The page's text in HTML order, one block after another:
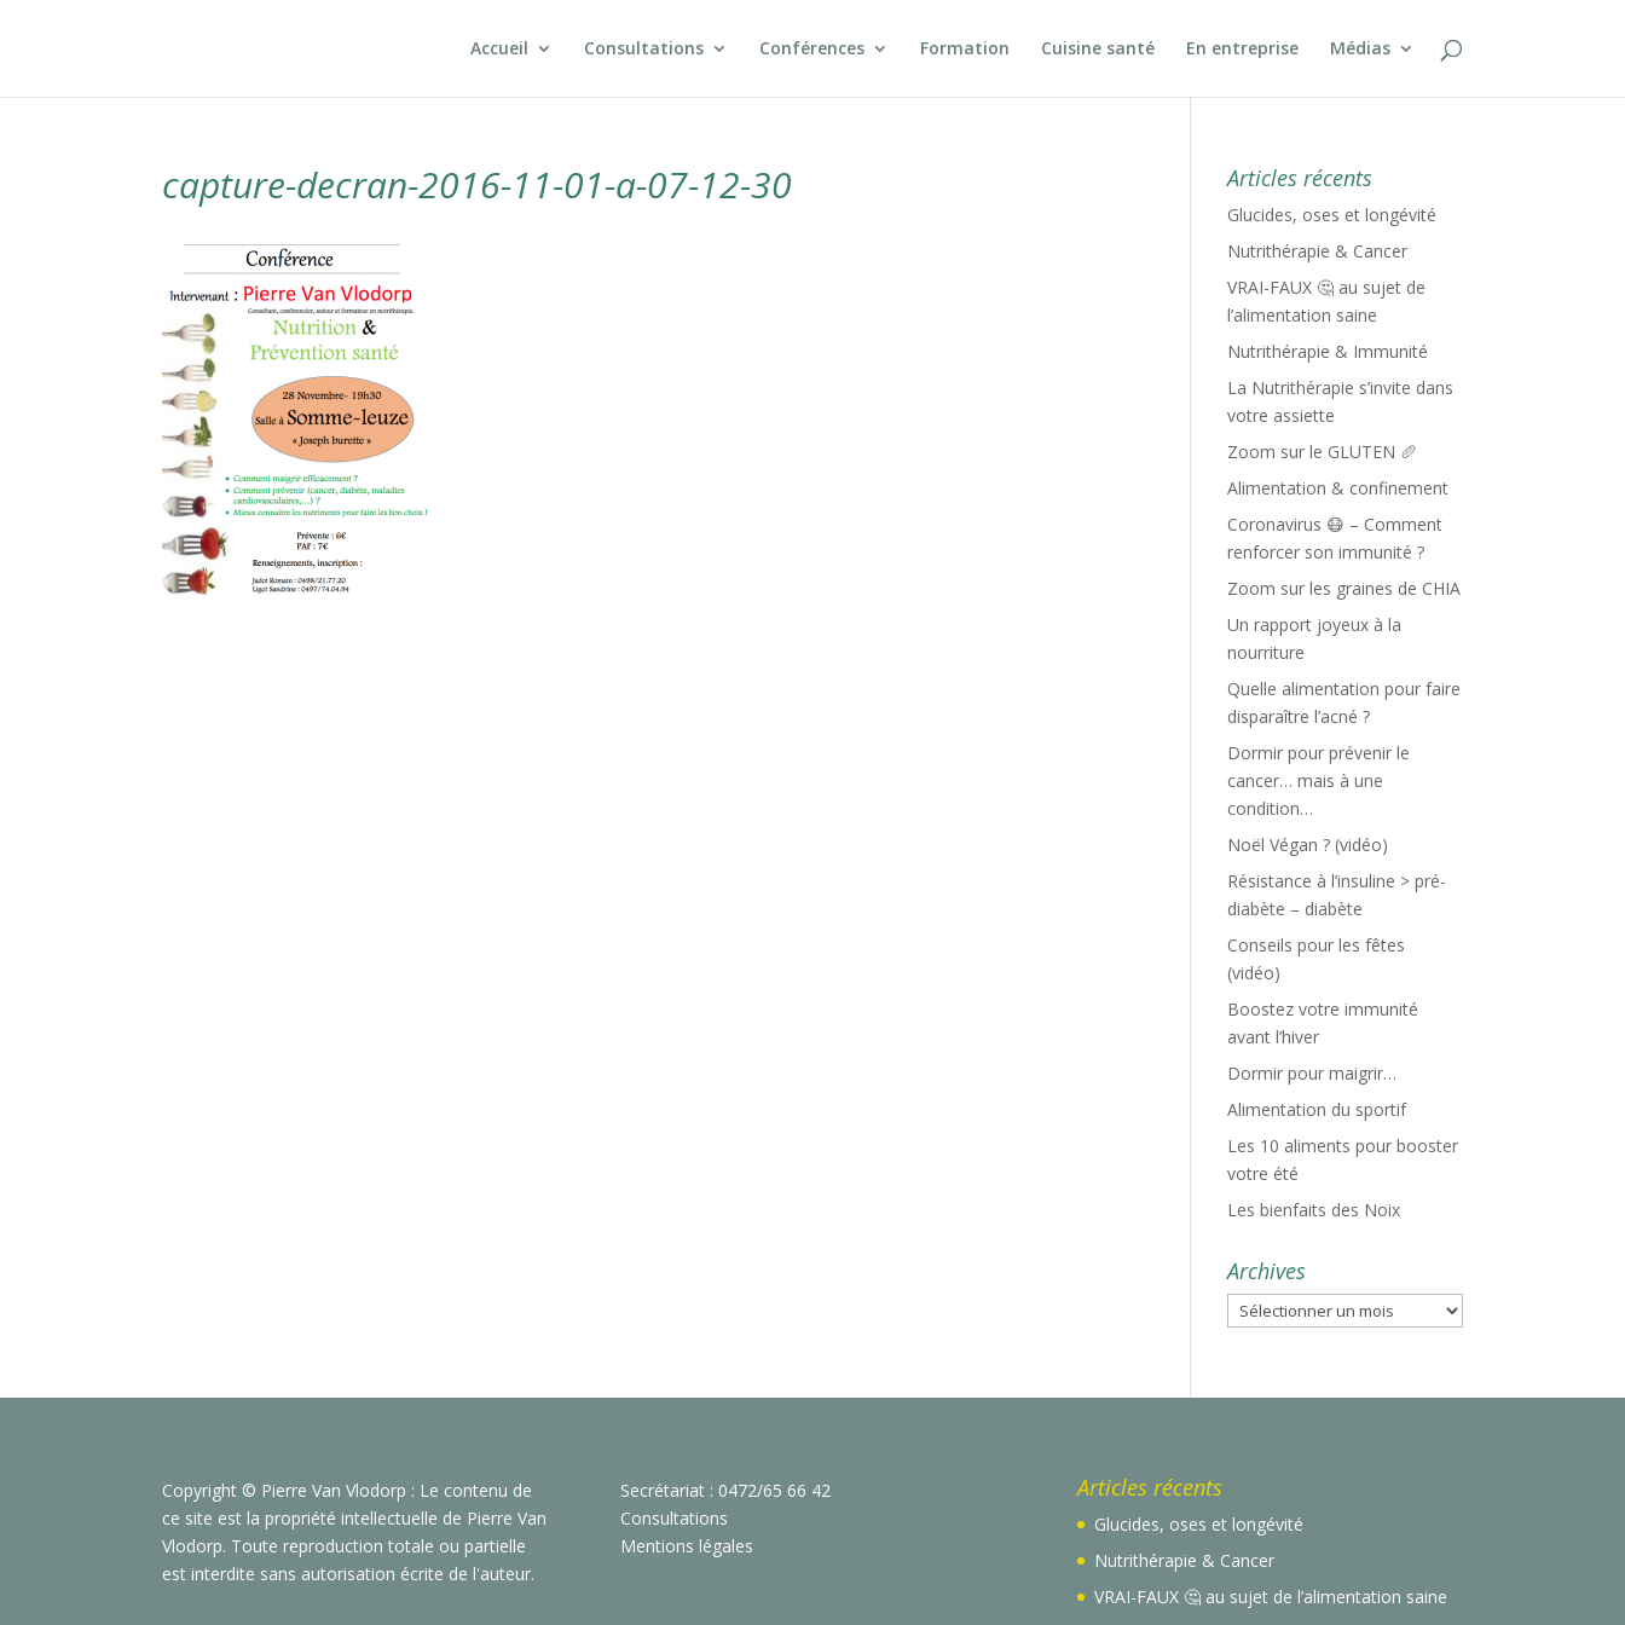
Accueil Consultations Conférences Formation Cuisine santé En entreprise Médias
capture-decran-2016-11-01-a-07-12-30 Articles récents
Glucides, oses et longévité
Nutrithérapie & Cancer
VRAI-FAUX 🤔 au sujet de
l’alimentation saine
Nutrithérapie & Immunité
La Nutrithérapie s’invite dans
votre assiette
Zoom sur le GLUTEN 🥖
Alimentation & confinement
Coronavirus 😷 – Comment
renforcer son immunité ?
Zoom sur les graines de CHIA
Un rapport joyeux à la
nourriture
Quelle alimentation pour faire
disparaître l’acné ?
Dormir pour prévenir le
cancer… mais à une
condition…
Noël Végan ? (vidéo)
Résistance à l’insuline > pré-
diabète – diabète
Conseils pour les fêtes
(vidéo)
Boostez votre immunité
avant l’hiver
Dormir pour maigrir…
Alimentation du sportif
Les 10 aliments pour booster
votre été
Les bienfaits des Noix
Archives
Archives
Copyright © Pierre Van Vlodorp : Le contenu de
ce site est la propriété intellectuelle de Pierre Van
Vlodorp. Toute reproduction totale ou partielle
est interdite sans autorisation écrite de l'auteur.
Secrétariat : 0472/65 66 42
Consultations
Mentions légales
Articles récents
Glucides, oses et longévité
Nutrithérapie & Cancer
VRAI-FAUX 🤔 au sujet de l’alimentation saine